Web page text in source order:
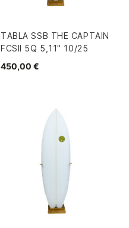
TABLA SSB THE CAPTAIN
FCSII 5Q 5,11" 10/25
450,00 €